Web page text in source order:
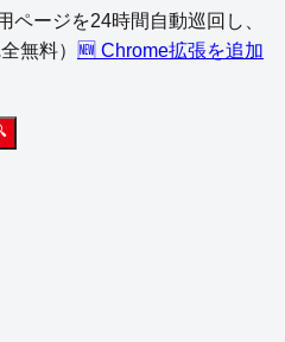
ページを24時間自動巡回し、
無料）
🆕 Chrome拡張を追加